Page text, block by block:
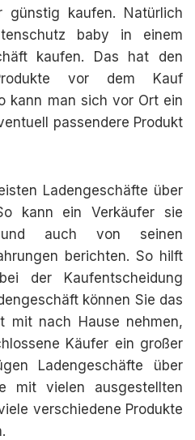
günstig kaufen. Natürlich
baby in einem
kaufen. Das hat den
vor dem Kauf
kann man sich vor Ort ein
passendere Produkt
Ladengeschäfte über
kann ein Verkäufer sie
und auch von seinen
berichten. So hilft
der Kaufentscheidung
können Sie das
mit nach Hause nehmen,
Käufer ein großer
Ladengeschäfte über
mit vielen ausgestellten
verschiedene Produkte